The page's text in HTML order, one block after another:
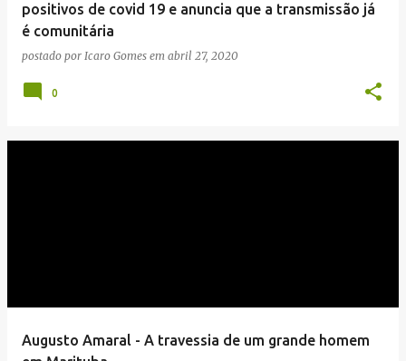
positivos de covid 19 e anuncia que a transmissão já
é comunitária
postado por Icaro Gomes em abril 27, 2020
0
Augusto Amaral - A travessia de um grande homem